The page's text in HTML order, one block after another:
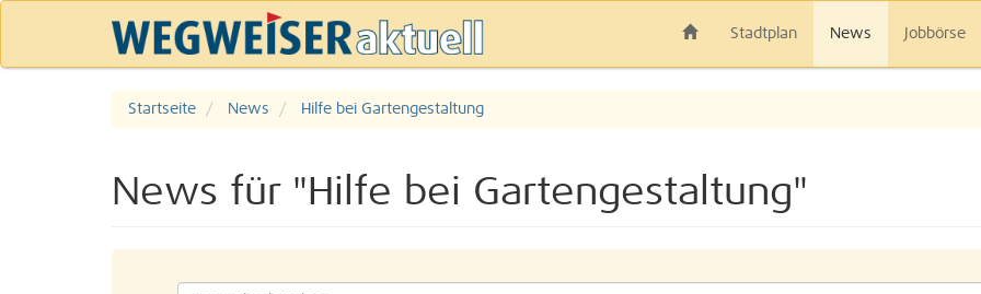
Stadtplan News Jobbörse
Startseite News Hilfe bei Gartengestaltung
News für "Hilfe bei Gartengestaltung"